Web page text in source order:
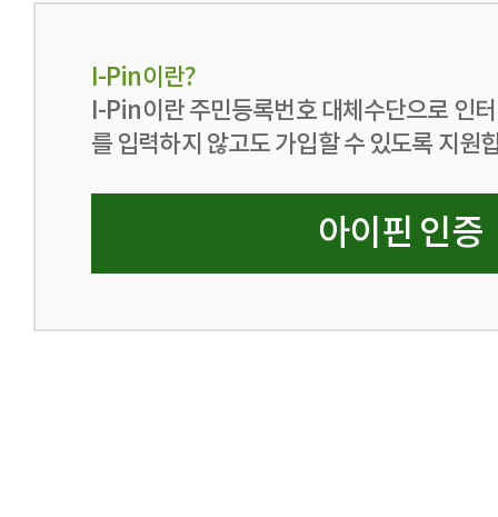
I-Pin이란?
I-Pin이란 주민등록번호 대체수단으로 인
를 입력하지 않고도 가입할 수 있도록 지원
아이핀 인증